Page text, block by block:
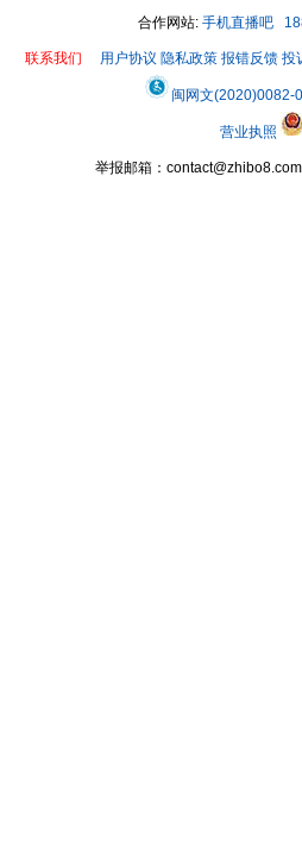
合作网站: 手机直播吧
联系我们 用户协议 隐私政策 报错反馈 投
闽网文(2020)0082-
营业执照
举报邮箱：